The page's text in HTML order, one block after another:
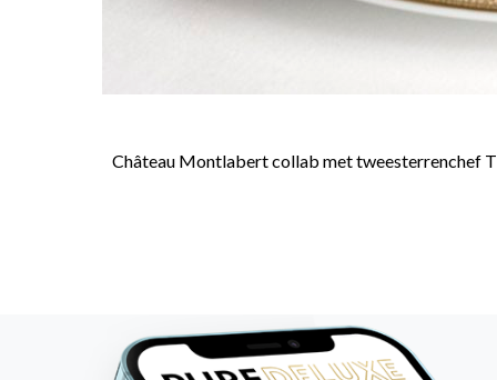
Château Montlabert collab met tweesterrenchef